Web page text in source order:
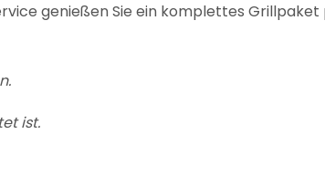
genießen Sie ein komplettes
ist.